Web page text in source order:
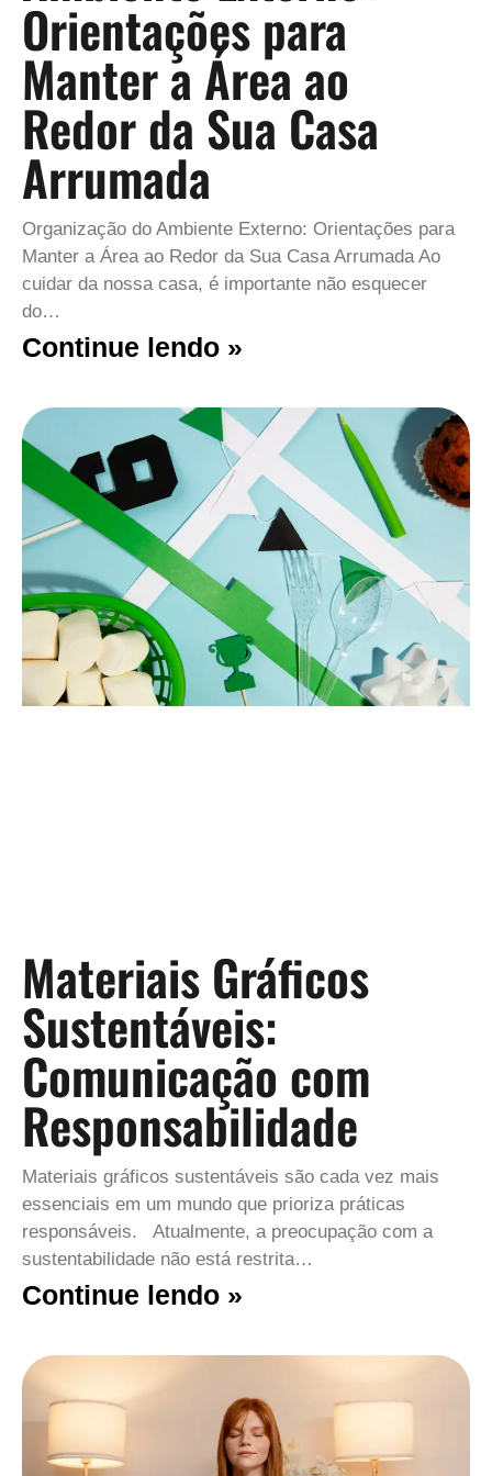
Orientações para
Manter a Área ao
Redor da Sua Casa
Arrumada
Organização do Ambiente Externo: Orientações para
Manter a Área ao Redor da Sua Casa Arrumada Ao
cuidar da nossa casa, é importante não esquecer
do…
Continue lendo »
Materiais Gráficos
Sustentáveis:
Comunicação com
Responsabilidade
Materiais gráficos sustentáveis são cada vez mais
essenciais em um mundo que prioriza práticas
responsáveis. Atualmente, a preocupação com a
sustentabilidade não está restrita…
Continue lendo »